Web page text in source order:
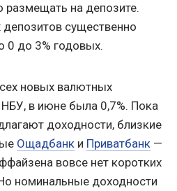
размещать на депозите.
существенно
0 до 3% годовых.
новых валютных
в июне была 0,7%. Пока
доходности, близкие
Ощадбанк и Приватбанк —
вовсе нет коротких
номинальные доходности